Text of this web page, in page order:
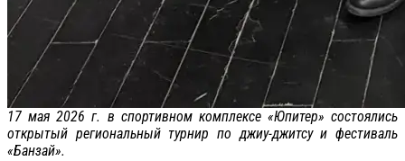
17 мая 2026 г. в спортивном комплексе «Юпитер» состоялись
открытый региональный турнир по джиу-джитсу и фестиваль
«Банзай».